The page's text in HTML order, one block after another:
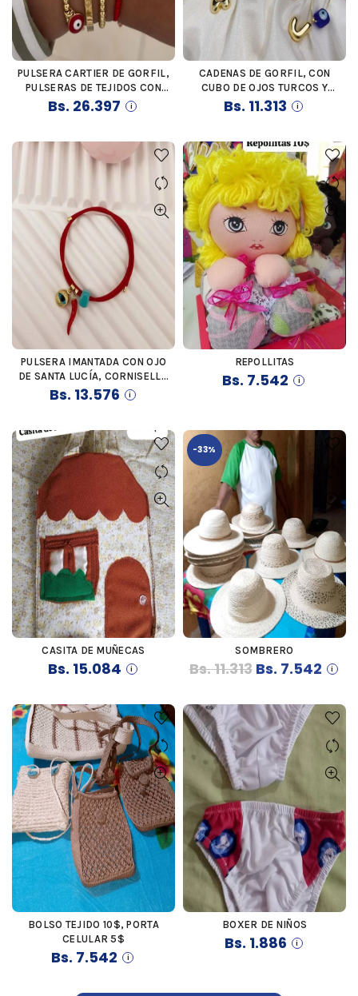
COMPRAR
PULSERA CARTIER DE GORFIL,
PULSERAS DE TEJIDOS CON
HILO CHINO ROJO, DIJES
VARIOS, PULSERA DE BALINES
Bs. 26.397
COMPRAR
CADENAS DE GORFIL, CON
CUBO DE OJOS TURCOS Y
LETRA DE ACERO INOXIDABLE,
COMPLETAMENTE
Bs. 11.313
COMPRAR
PULSERA IMANTADA CON OJO
DE SANTA LUCÍA, CORNISELLO
ROJO Y PIEDRA NATURAL DE
Bs. 13.576
COMPRAR
REPOLLITAS
Bs. 7.542
COMPRAR
CASITA DE MUÑECAS
Bs. 15.084
-33%
COMPRAR
SOMBRERO
Bs.11.313 El
original
era:
Bs. 11.313.
Bs. 7.542El
es:
Bs.
COMPRAR
BOLSO TEJIDO 10$, PORTA
CELULAR 5$
Bs. 7.542
COMPRAR
BOXER DE NIÑOS
Bs. 1.886